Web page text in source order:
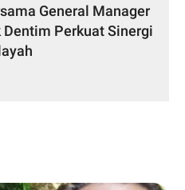
General Manager
Perkuat Sinergi